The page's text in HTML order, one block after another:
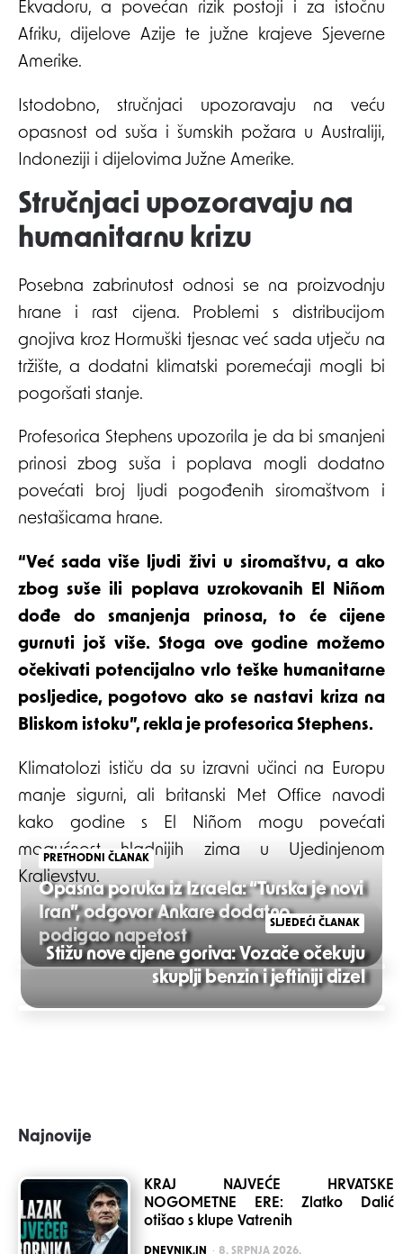
Ekvadoru, a povećan rizik postoji i za istočnu
Afriku, dijelove Azije te južne krajeve Sjeverne
Amerike.
Istodobno, stručnjaci upozoravaju na veću
opasnost od suša i šumskih požara u Australiji,
Indoneziji i dijelovima Južne Amerike.
Stručnjaci upozoravaju na
humanitarnu krizu
Posebna zabrinutost odnosi se na proizvodnju
hrane i rast cijena. Problemi s distribucijom
gnojiva kroz Hormuški tjesnac već sada utječu na
tržište, a dodatni klimatski poremećaji mogli bi
pogoršati stanje.
Profesorica Stephens upozorila je da bi smanjeni
prinosi zbog suša i poplava mogli dodatno
povećati broj ljudi pogođenih siromaštvom i
nestašicama hrane.
“Već sada više ljudi živi u siromaštvu, a ako
zbog suše ili poplava uzrokovanih El Niñom
dođe do smanjenja prinosa, to će cijene
gurnuti još više. Stoga ove godine možemo
očekivati potencijalno vrlo teške humanitarne
posljedice, pogotovo ako se nastavi kriza na
Bliskom istoku”, rekla je profesorica Stephens.
Klimatolozi ističu da su izravni učinci na Europu
manje sigurni, ali britanski Met Office navodi
kako godine s El Niñom mogu povećati
mogućnost hladnijih zima u Ujedinjenom
Kraljevstvu.
Post
navigation
PRETHODNI ČLANAK
Opasna poruka iz Izraela: “Turska je novi
Iran”, odgovor Ankare dodatno
podigao napetost
SLJEDEĆI ČLANAK
Stižu nove cijene goriva: Vozače očekuju
skuplji benzin i jeftiniji dizel
Najnovije
KRAJ NAJVEĆE HRVATSKE
NOGOMETNE ERE: Zlatko Dalić
otišao s klupe Vatrenih
POSTED
DNEVNIK.IN 8. SRPNJA 2026.